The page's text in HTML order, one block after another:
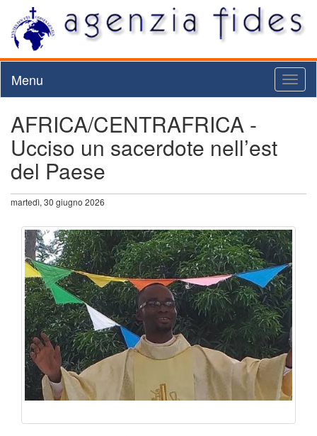
Menu
AFRICA/CENTRAFRICA -
Ucciso un sacerdote nell’est
del Paese
martedì, 30 giugno 2026